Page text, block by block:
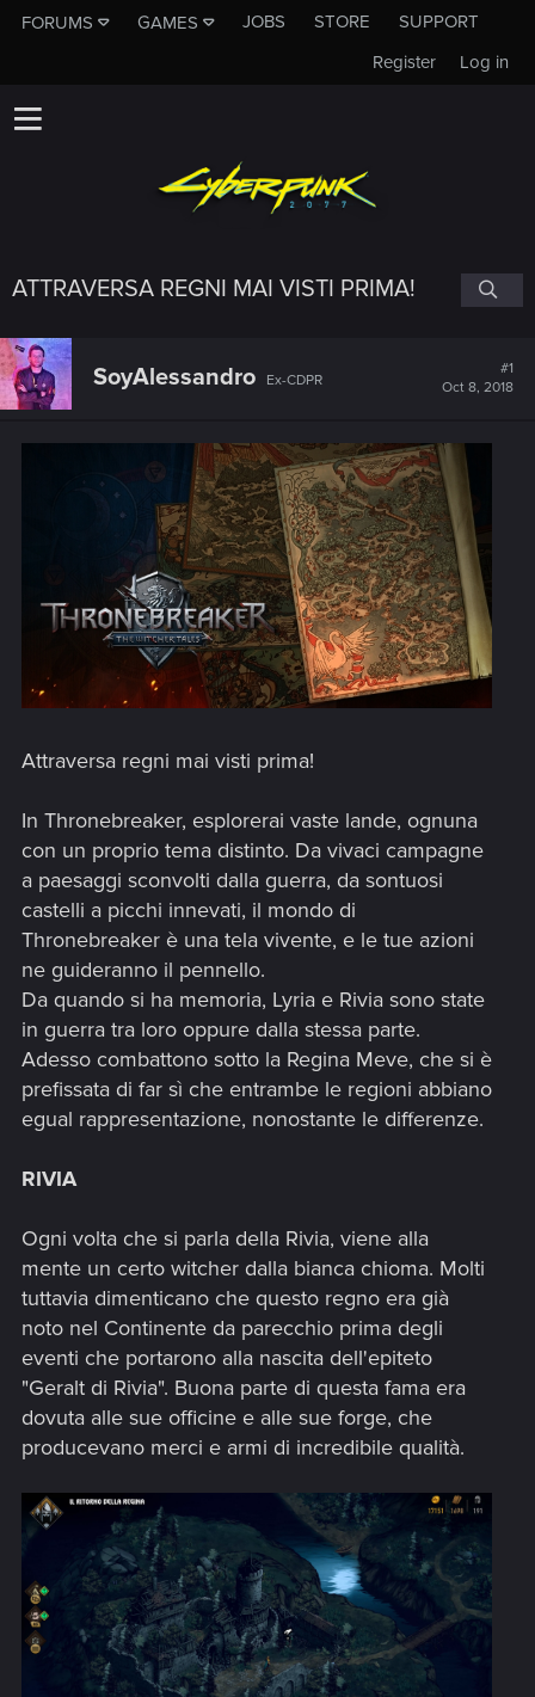
FORUMS GAMES JOBS STORE
SUPPORT
Log in
Register
ATTRAVERSA REGNI MAI VISTI PRIMA!
SoyAlessandro Ex-CDPR
#1
Oct 8, 2018
Attraversa regni mai visti prima!
In Thronebreaker, esplorerai vaste lande, ognuna
con un proprio tema distinto. Da vivaci campagne
a paesaggi sconvolti dalla guerra, da sontuosi
castelli a picchi innevati, il mondo di
Thronebreaker è una tela vivente, e le tue azioni
ne guideranno il pennello.
Da quando si ha memoria, Lyria e Rivia sono state
in guerra tra loro oppure dalla stessa parte.
Adesso combattono sotto la Regina Meve, che si è
prefissata di far sì che entrambe le regioni abbiano
egual rappresentazione, nonostante le differenze.
RIVIA
Ogni volta che si parla della Rivia, viene alla
mente un certo witcher dalla bianca chioma. Molti
tuttavia dimenticano che questo regno era già
noto nel Continente da parecchio prima degli
eventi che portarono alla nascita dell'epiteto
"Geralt di Rivia". Buona parte di questa fama era
dovuta alle sue officine e alle sue forge, che
producevano merci e armi di incredibile qualità.